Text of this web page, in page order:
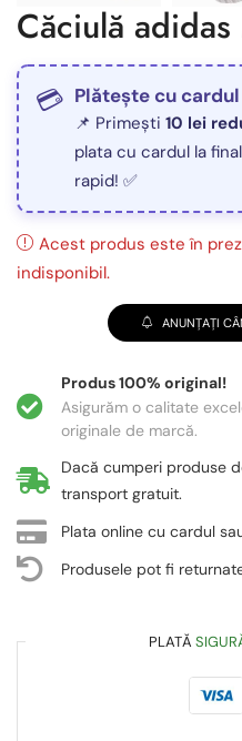
Căciulă
Plătește cu
📌 Primești 10 lei
plata cu cardul la
rapid! ✅
Acest produs este în
indisponibil.
ANUNȚAȚI
Produs 100% original!
Asigurăm o calitate
originale de marcă.
Dacă cumperi produse
transport gratuit.
Plata online cu cardul
Produsele pot fi
PLATĂ